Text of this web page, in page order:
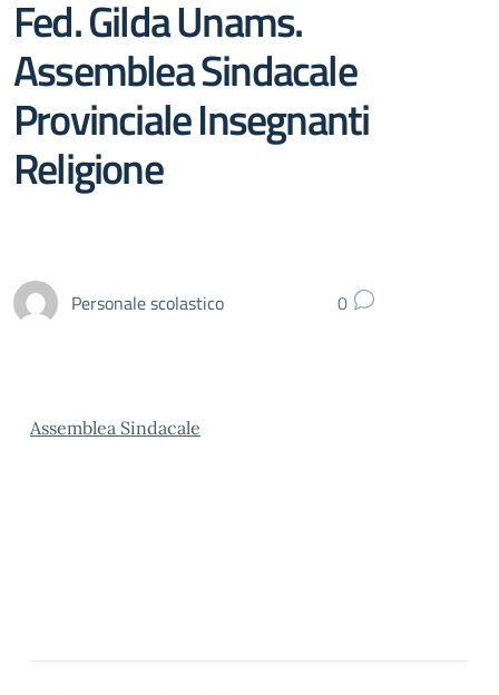
Fed. Gilda Unams.
Assemblea Sindacale
Provinciale Insegnanti
Religione
Personale scolastico 0
Assemblea Sindacale